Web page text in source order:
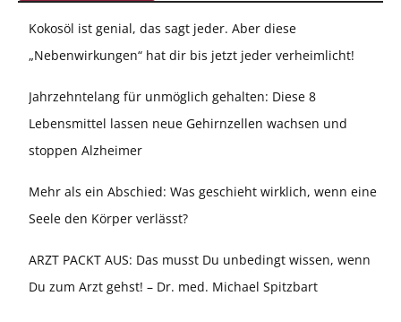
Kokosöl ist genial, das sagt jeder. Aber diese
„Nebenwirkungen“ hat dir bis jetzt jeder verheimlicht!
Jahrzehntelang für unmöglich gehalten: Diese 8
Lebensmittel lassen neue Gehirnzellen wachsen und
stoppen Alzheimer
Mehr als ein Abschied: Was geschieht wirklich, wenn eine
Seele den Körper verlässt?
ARZT PACKT AUS: Das musst Du unbedingt wissen, wenn
Du zum Arzt gehst! – Dr. med. Michael Spitzbart